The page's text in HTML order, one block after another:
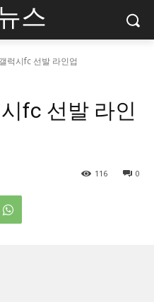
스
럭시fc 선발 라인업
fc 선발 라인
0
116